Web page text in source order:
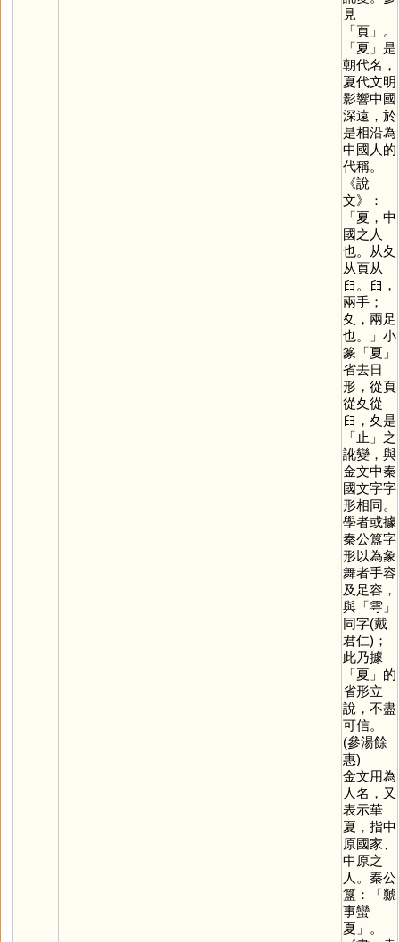
見
「頁」。
「夏 」是
朝代名，
夏代文明
影響中國
深遠，於
是相沿為
中國人的
代稱。
《說
文》：
「夏，中
國之人
也。从夊
从頁从
𦥑。𦥑，
兩手；
夊，兩足
也。」小
篆「夏 」
省去日
形，從頁
從夊從
𦥑，夊是
「 止 」之
訛變，與
金文中秦
國文字字
形相同。
學者或據
秦公簋字
形以為象
舞者手容
及足容，
與「雩」
同字(戴
君仁)；
此乃據
「夏 」的
省形立
說，不盡
可信。
(參湯餘
惠)
金文用為
人名，又
表示華
夏，指中
原國家、
中原之
人。秦公
簋：「虩
事蠻
夏」。